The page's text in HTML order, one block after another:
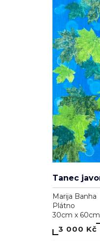
Marija Banha
Plátno
30cm x 60cm
3 000 Kč